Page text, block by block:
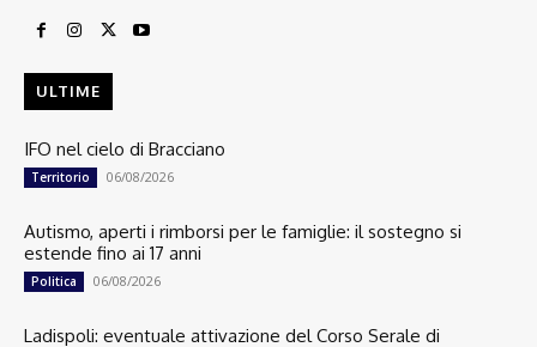
ULTIME
IFO nel cielo di Bracciano
Territorio 06/08/2026
Autismo, aperti i rimborsi per le famiglie: il sostegno si
estende fino ai 17 anni
Politica 06/08/2026
Ladispoli: eventuale attivazione del Corso Serale di